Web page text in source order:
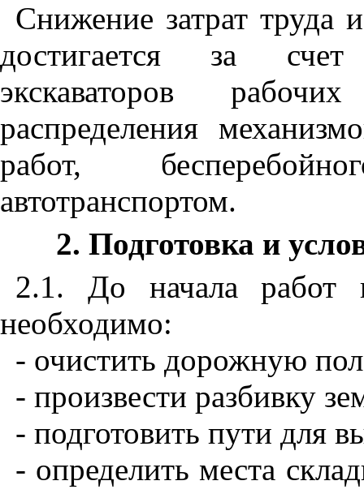
Снижение затрат
достигается за
экскаваторов
распределения
работ,
автотранспортом.
2. Подготовка и
2.1. До начала работ
необходимо:
- очистить дорожную
- произвести разбивку
- подготовить пути для
- определить места